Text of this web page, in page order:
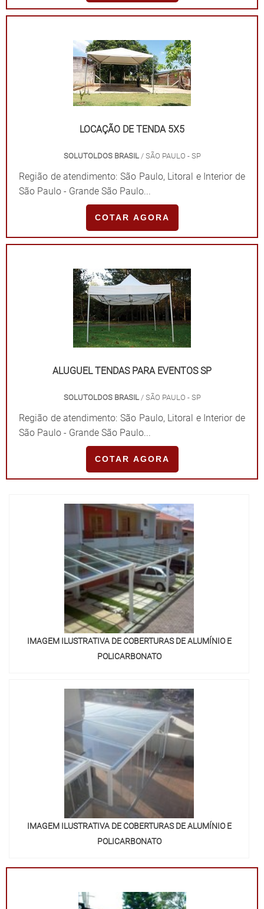
LOCAÇÃO DE TENDA 5X5
SOLUTOLDOS BRASIL / SÃO PAULO - SP
Região de atendimento: São Paulo, Litoral e Interior de
São Paulo - Grande São Paulo...
COTAR AGORA
ALUGUEL TENDAS PARA EVENTOS SP
SOLUTOLDOS BRASIL / SÃO PAULO - SP
Região de atendimento: São Paulo, Litoral e Interior de
São Paulo - Grande São Paulo...
COTAR AGORA
IMAGEM ILUSTRATIVA DE COBERTURAS DE ALUMÍNIO E
POLICARBONATO
IMAGEM ILUSTRATIVA DE COBERTURAS DE ALUMÍNIO E
POLICARBONATO